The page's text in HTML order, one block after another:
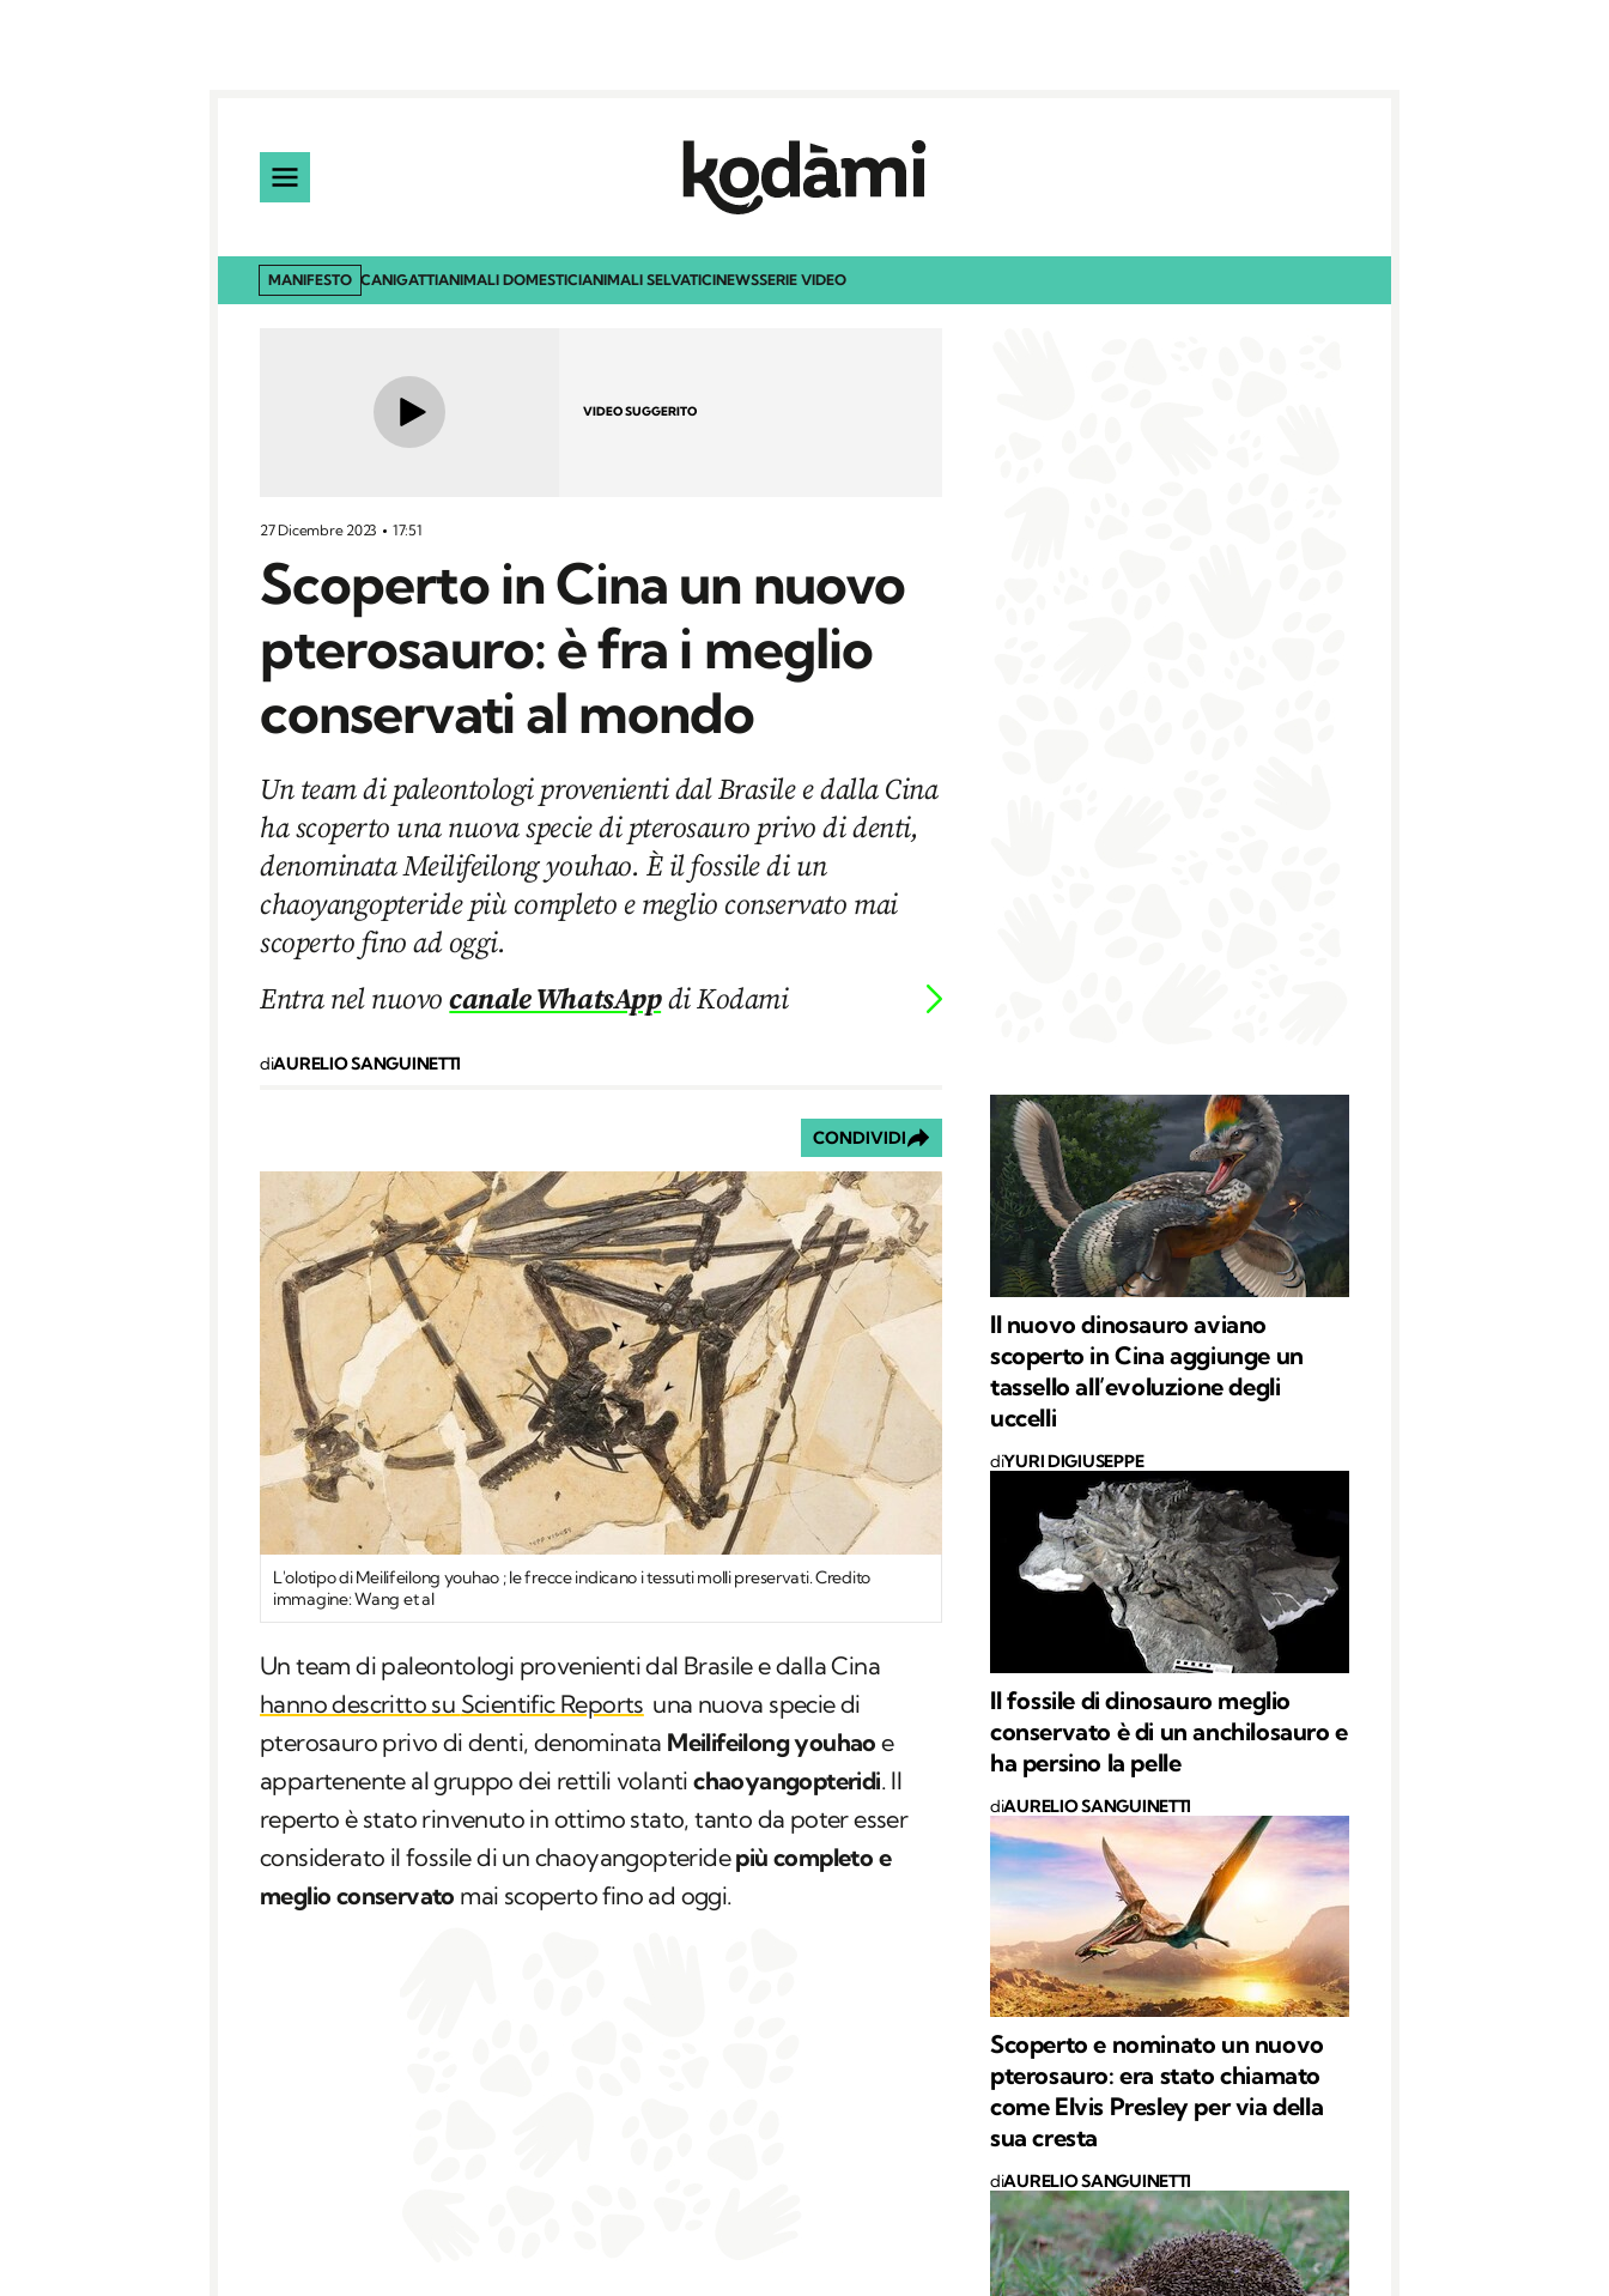
MANIFESTO CANIGATTIANIMALI DOMESTICIANIMALI SELVATICINEWSSERIE VIDEO
VIDEO SUGGERITO
27 Dicembre 2023 17:51
Scoperto in Cina un nuovo
pterosauro: è fra i meglio
conservati al mondo
Un team di paleontologi provenienti dal Brasile e dalla Cina
ha scoperto una nuova specie di pterosauro privo di denti,
denominata Meilifeilong youhao. È il fossile di un
chaoyangopteride più completo e meglio conservato mai
scoperto fino ad oggi.
Entra nel nuovocanale WhatsAppdi Kodami
diAURELIO SANGUINETTI
CONDIVIDI
L'olotipo di Meilifeilong youhao ; le frecce indicano i tessuti molli preservati. Credito
immagine: Wang et al
Un team di paleontologi provenienti dal Brasile e dalla Cina
hanno descritto su Scientific Reports una nuova specie di
pterosauro privo di denti, denominata Meilifeilong youhao e
appartenente al gruppo dei rettili volantichaoyangopteridi. Il
reperto è stato rinvenuto in ottimo stato, tanto da poter esser
considerato il fossile di un chaoyangopteridepiù completo e
meglio conservato mai scoperto fino ad oggi.
Il nuovo dinosauro aviano
scoperto in Cina aggiunge un
tassello all’evoluzione degli
uccelli
diYURI DIGIUSEPPE
Il fossile di dinosauro meglio
conservato è di un anchilosauro e
ha persino la pelle
diAURELIO SANGUINETTI
Scoperto e nominato un nuovo
pterosauro: era stato chiamato
come Elvis Presley per via della
sua cresta
diAURELIO SANGUINETTI